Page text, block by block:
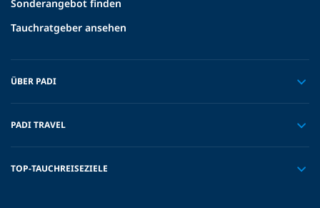
Sonderangebot finden
Tauchratgeber ansehen
ÜBER PADI
PADI TRAVEL
TOP-TAUCHREISEZIELE